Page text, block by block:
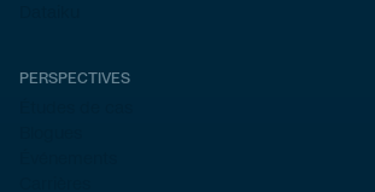
PERSPECTIVES